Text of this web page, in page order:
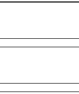
Situationen